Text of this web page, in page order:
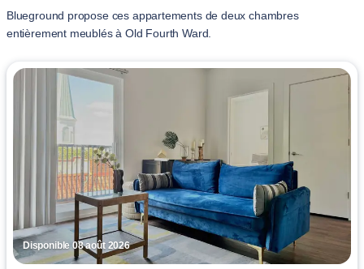
Blueground propose ces appartements de deux chambres
entièrement meublés à Old Fourth Ward.
Disponible 08 août 2026